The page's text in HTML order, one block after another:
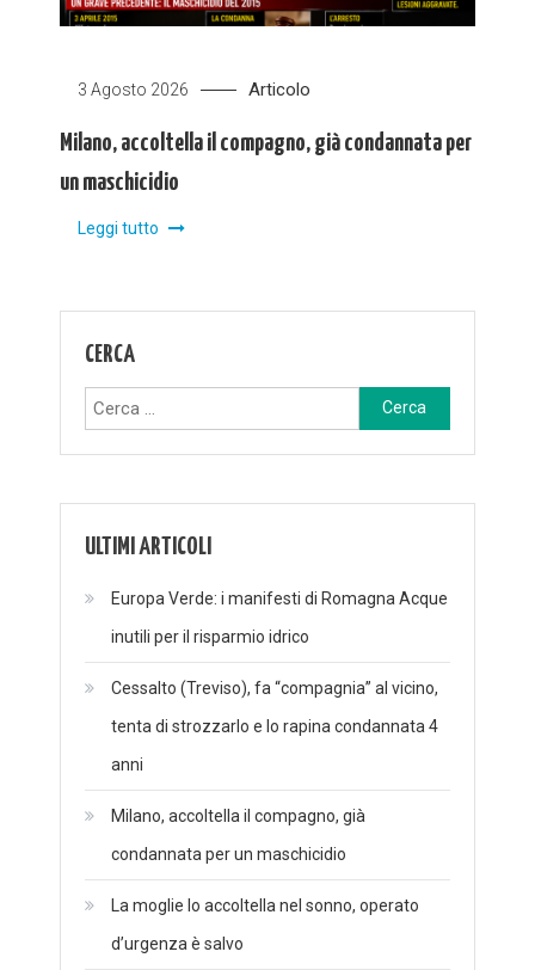
3 Agosto 2026 Articolo
Milano, accoltella il compagno, già condannata per
un maschicidio
Leggi tutto
CERCA
Ricerca
per:
ULTIMI ARTICOLI
Europa Verde: i manifesti di Romagna Acque
inutili per il risparmio idrico
Cessalto (Treviso), fa “compagnia” al vicino,
tenta di strozzarlo e lo rapina condannata 4
anni
Milano, accoltella il compagno, già
condannata per un maschicidio
La moglie lo accoltella nel sonno, operato
d’urgenza è salvo